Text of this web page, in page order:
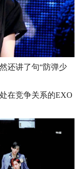
还讲了句“防弹少
在竞争关系的EXO